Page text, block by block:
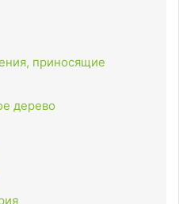
приносящие
дерево